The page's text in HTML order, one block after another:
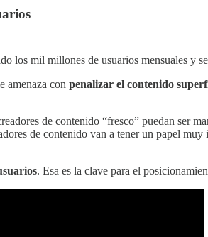
los mil millones de usuarios mensuales y
amenaza con penalizar el contenido
de contenido “fresco” puedan ser
de contenido van a tener un papel
. Esa es la clave para el